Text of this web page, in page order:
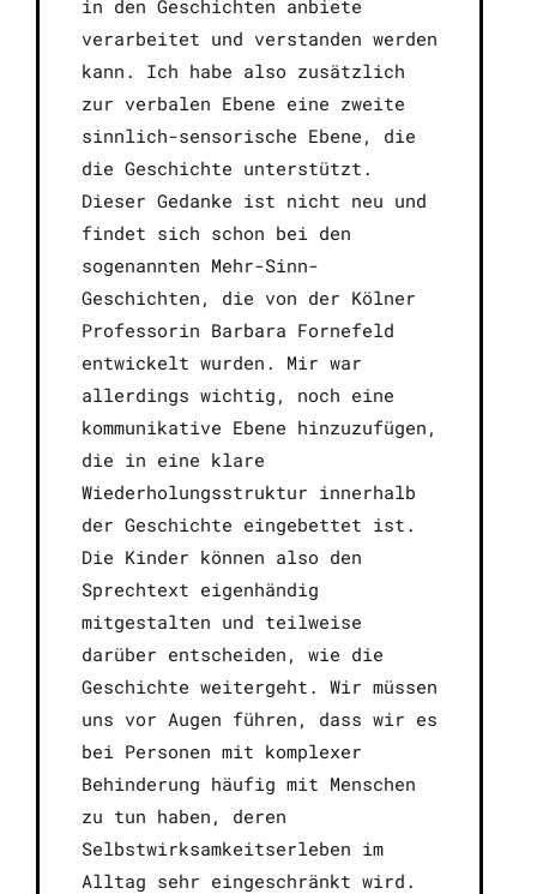
in den Geschichten anbiete
verarbeitet und verstanden werden
kann. Ich habe also zusätzlich
zur verbalen Ebene eine zweite
sinnlich-sensorische Ebene, die
die Geschichte unterstützt.
Dieser Gedanke ist nicht neu und
findet sich schon bei den
sogenannten Mehr-Sinn-
Geschichten, die von der Kölner
Professorin Barbara Fornefeld
entwickelt wurden. Mir war
allerdings wichtig, noch eine
kommunikative Ebene hinzuzufügen,
die in eine klare
Wiederholungsstruktur innerhalb
der Geschichte eingebettet ist.
Die Kinder können also den
Sprechtext eigenhändig
mitgestalten und teilweise
darüber entscheiden, wie die
Geschichte weitergeht. Wir müssen
uns vor Augen führen, dass wir es
bei Personen mit komplexer
Behinderung häufig mit Menschen
zu tun haben, deren
Selbstwirksamkeitserleben im
Alltag sehr eingeschränkt wird.